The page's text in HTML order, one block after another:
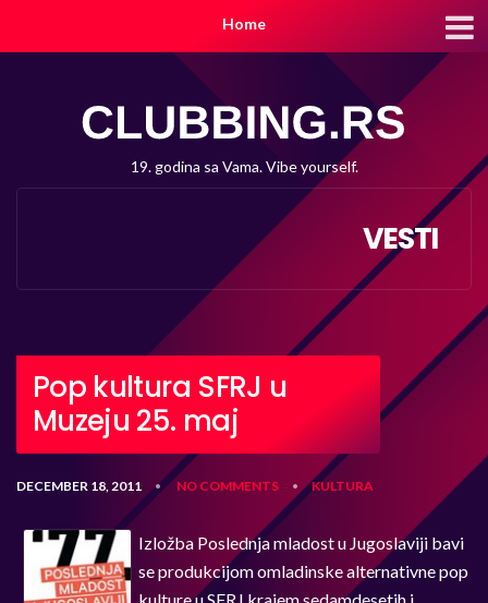
Home
19. godina sa Vama. Vibe yourself.
VESTI
Pop kultura SFRJ u
Muzeju 25. maj
DECEMBER 18, 2011 • NO COMMENTS • KULTURA
Izložba Poslednja mladost u Jugoslaviji bavi
se produkcijom omladinske alternativne pop